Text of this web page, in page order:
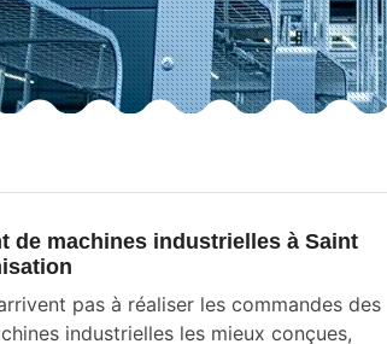
de machines industrielles à Saint
pas à réaliser les commandes des
industrielles les mieux conçues,